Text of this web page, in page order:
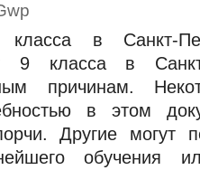
в Санкт-
9 класса в
причинам.
в этом
Другие могут
обучения